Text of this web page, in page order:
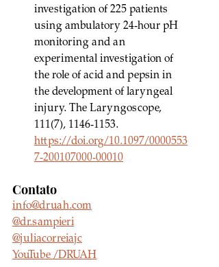
investigation of 225 patients
using ambulatory 24-hour pH
monitoring and an
experimental investigation of
the role of acid and pepsin in
the development of laryngeal
injury. The Laryngoscope,
111(7), 1146-1153.
https://doi.org/10.1097/0000553
7-200107000-00010
Contato
info@druah.com
@dr.sampieri
@juliacorreiajc
YouTube /DRUAH